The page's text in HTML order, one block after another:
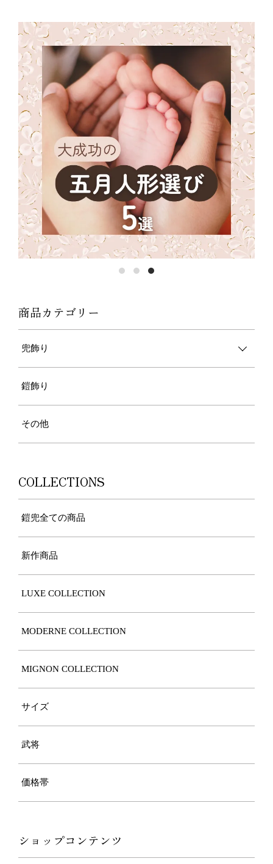
商品カテゴリー
兜飾り
鎧飾り
その他
COLLECTIONS
鎧兜全ての商品
新作商品
LUXE COLLECTION
MODERNE COLLECTION
MIGNON COLLECTION
サイズ
武将
価格帯
ショップコンテンツ